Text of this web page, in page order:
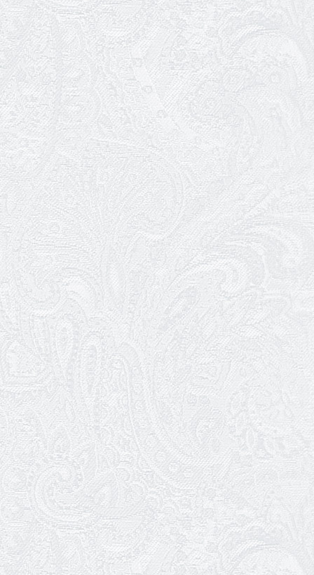
Трудовий ювілей Ауріки Ахметової
24.04.2026
З прем'єрою вистави «Божевільна
родина»!
02.04.2026
Запрошуємо на прем'єру вистави
«Божевільна родина»
01.04.2026
Трудовий ювілей Олени Корольової
27.03.2026
З Всесвітнім днем театру!
26.03.2026
Божевільна родина — 24 та 26 квітня
25.03.2026
Нам — 79!
17.03.2026
Зелене світло твого дозвілля
11.03.2026
Результати конкурсу
10.03.2026
Ювілей Тетяни Хамітової
03.03.2026
Ювілей Сергія Богаченка
02.03.2026
Результати конкурсу
27.02.2026